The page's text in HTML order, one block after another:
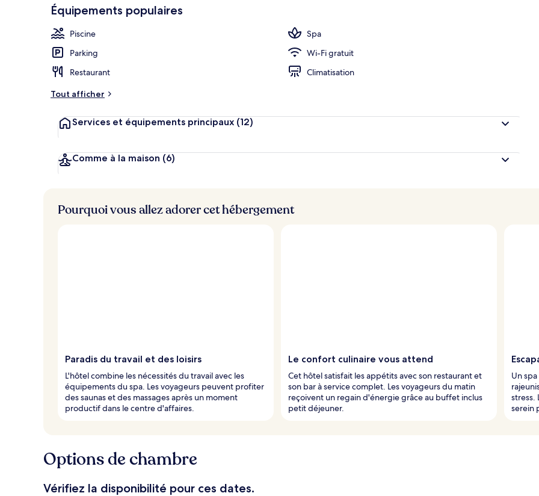
Équipements populaires
Piscine
Spa
Parking
Wi-Fi gratuit
Restaurant
Climatisation
Tout afficher
Services et équipements principaux (12)
Comme à la maison (6)
Pourquoi vous allez adorer cet hébergement
Paradis du travail et des loisirs
L'hôtel combine les nécessités du travail avec les
équipements du spa. Les voyageurs peuvent profiter
des saunas et des massages après un moment
productif dans le centre d'affaires.
Le confort culinaire vous attend
Cet hôtel satisfait les appétits avec son restaurant et
son bar à service complet. Les voyageurs du matin
reçoivent un regain d'énergie grâce au buffet inclus
petit déjeuner.
Un
stress.
serein
Options de chambre
Vérifiez la disponibilité pour ces dates.